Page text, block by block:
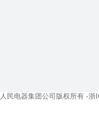
人民电器集团公司版权所有 -浙